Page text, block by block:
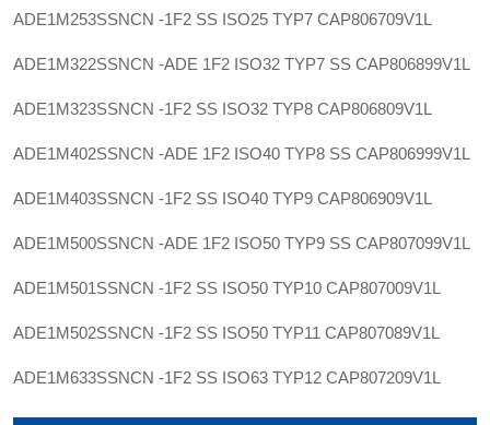
ADE1M253SSNCN -1F2 SS ISO25 TYP7 CAP806709V1L
ADE1M322SSNCN -ADE 1F2 ISO32 TYP7 SS CAP806899V1L
ADE1M323SSNCN -1F2 SS ISO32 TYP8 CAP806809V1L
ADE1M402SSNCN -ADE 1F2 ISO40 TYP8 SS CAP806999V1L
ADE1M403SSNCN -1F2 SS ISO40 TYP9 CAP806909V1L
ADE1M500SSNCN -ADE 1F2 ISO50 TYP9 SS CAP807099V1L
ADE1M501SSNCN -1F2 SS ISO50 TYP10 CAP807009V1L
ADE1M502SSNCN -1F2 SS ISO50 TYP11 CAP807089V1L
ADE1M633SSNCN -1F2 SS ISO63 TYP12 CAP807209V1L